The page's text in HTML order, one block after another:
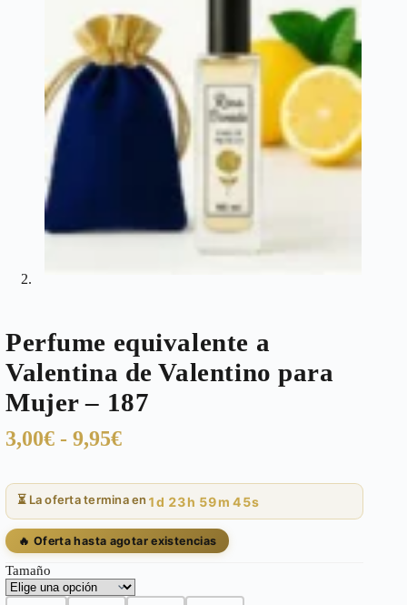
Perfume equivalente a
Valentina de Valentino para
Mujer – 187
3,00€ - 9,95€Rango
precios:
desde
3,00€
hasta
9,95€
⏳ La oferta termina en 1d 23h 59m 45s
🔥 Oferta hasta agotar existencias
Tamaño